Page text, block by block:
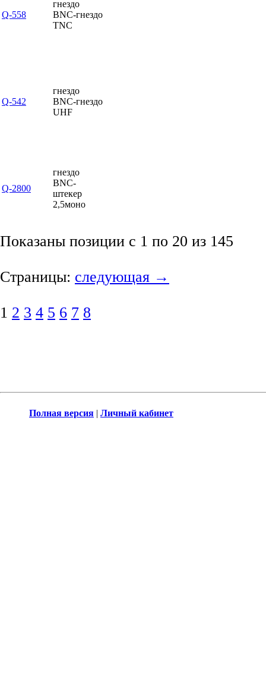
Q-558
гнездо
BNC-гнездо
TNC
Q-542
гнездо
BNC-гнездо
UHF
Q-2800
гнездо
BNC-
штекер
2,5моно
Показаны позиции с 1 по 20 из 145
Страницы: следующая →
1 2 3 4 5 6 7 8
Полная версия | Личный кабинет